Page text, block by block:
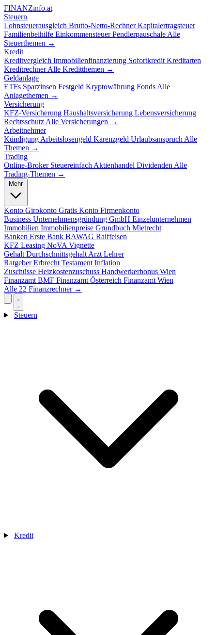
FINANZinfo.at
Steuern
Lohnsteuerausgleich Brutto-Netto-RechnerKapitalertragsteuer
Familienbeihilfe EinkommensteuerPendlerpauschale Alle
Steuerthemen →
Kredit
Kreditvergleich Immobilienfinanzierung Sofortkredit Kreditarten
KreditrechnerAlle Kreditthemen →
Geldanlage
ETFs Sparzinsen Festgeld Kryptowährung Fonds Alle
Anlagethemen →
Versicherung
KFZ-Versicherung Haushaltsversicherung Lebensversicherung
Rechtsschutz Alle Versicherungen →
Arbeitnehmer
Kündigung Arbeitslosengeld Karenzgeld Urlaubsanspruch Alle
Themen →
Trading
Online-Broker Steuereinfach Aktienhandel Dividenden Alle
Trading-Themen →
Mehr
Konto Girokonto Gratis Konto Firmenkonto
Business Unternehmensgründung GmbH Einzelunternehmen
Immobilien Immobilienpreise Grundbuch Mietrecht
Banken Erste Bank BAWAG Raiffeisen
KFZ Leasing NoVA Vignette
Gehalt Durchschnittsgehalt Arzt Lehrer
RatgeberErbrecht Testament Inflation
Zuschüsse Heizkostenzuschuss Handwerkerbonus Wien
Finanzamt BMF Finanzamt Österreich Finanzamt Wien
Alle 22 Finanzrechner →
Steuern
Kredit